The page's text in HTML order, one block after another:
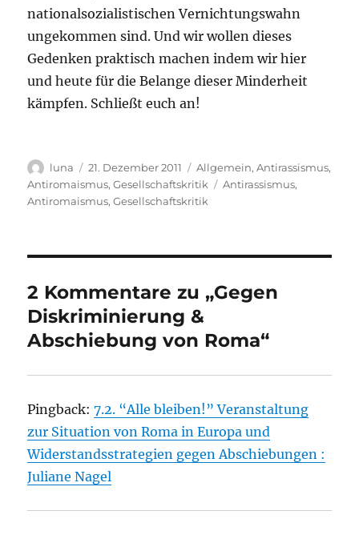
nationalsozialistischen Vernichtungswahn
ungekommen sind. Und wir wollen dieses
Gedenken praktisch machen indem wir hier
und heute für die Belange dieser Minderheit
kämpfen. Schließt euch an!
Autor
luna
Veröffentlicht
am
21. Dezember 2011 Kategorien
Allgemein,Antirassismus,
Antiromaismus,Gesellschaftskritik Schlagwörter
Antirassismus,
Antiromaismus,Gesellschaftskritik
2 Kommentare zu „Gegen
Diskriminierung &
Abschiebung von Roma“
Pingback:7.2. “Alle bleiben!” Veranstaltung
zur Situation von Roma in Europa und
Widerstandsstrategien gegen Abschiebungen :
Juliane Nagel